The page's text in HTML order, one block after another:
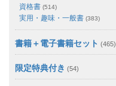
資格書 (514)
実用・趣味・一般書 (383)
書籍＋電子書籍セット (465)
限定特典付き (54)